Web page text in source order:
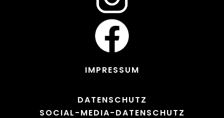
IMPRESSUM
DATENSCHUTZ
SOCIAL-MEDIA-DATENSCHUTZ